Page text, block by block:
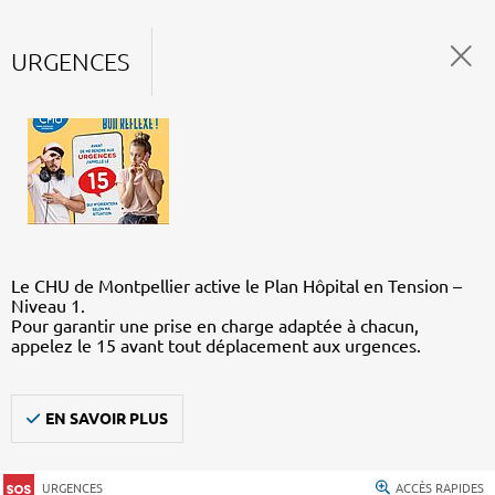
URGENCES
Le CHU de Montpellier active le Plan Hôpital en Tension –
Niveau 1.
Pour garantir une prise en charge adaptée à chacun,
appelez le 15 avant tout déplacement aux urgences.
EN SAVOIR PLUS
URGENCES ACCÈS RAPIDES